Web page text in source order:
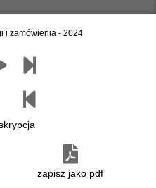
i zamówienia - 2024
zapisz jako pdf